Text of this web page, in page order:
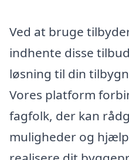
Ved at bruge
indhente disse
løsning til din
Vores platform
fagfolk, der kan
muligheder og